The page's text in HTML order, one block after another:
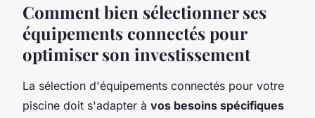
Comment bien sélectionner ses
équipements connectés pour
optimiser son investissement
La sélection d'équipements connectés pour votre
piscine doit s'adapter à vos besoins spécifiques